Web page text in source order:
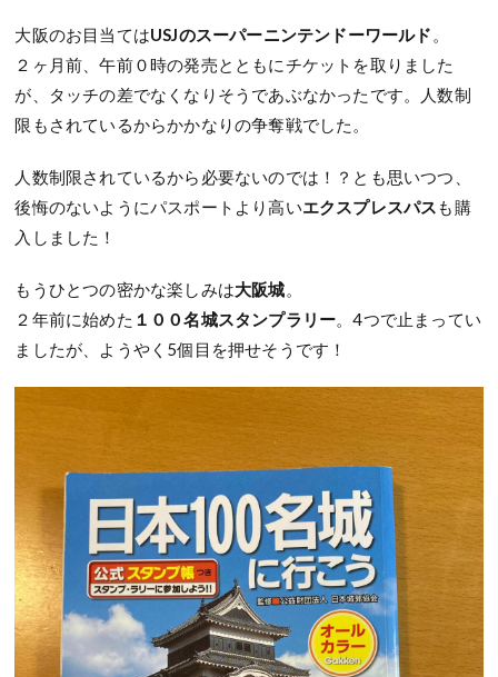
大阪のお目当てはUSJのスーパーニンテンドーワールド 。
２ヶ月前、午前０時の発売とともにチケットを取りました
が、タッチの差でなくなりそうであぶなかったです。人数制
限もされているからかかなりの争奪戦でした。
人数制限されているから必要ないのでは！？とも思いつつ、
後悔のないようにパスポートより高いエクスプレスパスも購
入しました！
もうひとつの密かな楽しみは大阪城。
２年前に始めた １００名城スタンプラリー。4つで止まってい
ましたが、ようやく5個目を押せそうです！